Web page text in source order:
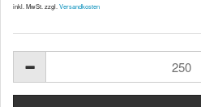
inkl. MwSt. zzgl. Versandkosten